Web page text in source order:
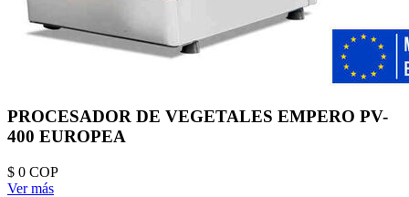
PROCESADOR DE VEGETALES EMPERO PV-
400 EUROPEA
$ 0 COP
Ver más